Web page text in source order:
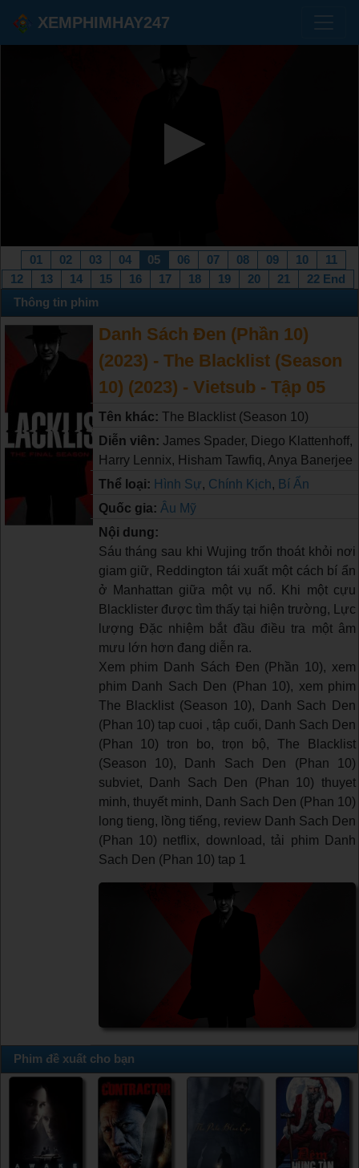
XEMPHIMHAY247
01 02 03 04 05 06 07 08 09 10
11
12
13 14 15 16 17 18 19 20 21
22 End
Thông tin phim
Danh Sách Đen (Phần 10)
(2023) - The Blacklist (Season
10) (2023) - Vietsub - Tập 05
Tên khác: The Blacklist (Season 10)
Diễn viên: James Spader, Diego Klattenhoff,
Harry Lennix, Hisham Tawfiq, Anya Banerjee
Thể loại: Hình Sự, Chính Kịch, Bí Ẩn
Quốc gia: Âu Mỹ
Nội dung:
Sáu tháng sau khi Wujing trốn thoát khỏi nơi
giam giữ, Reddington tái xuất một cách bí ẩn
ở Manhattan giữa một vụ nổ. Khi một cựu
Blacklister được tìm thấy tại hiện trường, Lực
lượng Đặc nhiệm bắt đầu điều tra một âm
mưu lớn hơn đang diễn ra.
Xem phim Danh Sách Đen (Phần 10), xem
phim Danh Sach Den (Phan 10), xem phim
The Blacklist (Season 10), Danh Sach Den
(Phan 10) tap cuoi , tập cuối, Danh Sach Den
(Phan 10) tron bo, trọn bộ, The Blacklist
(Season 10), Danh Sach Den (Phan 10)
subviet, Danh Sach Den (Phan 10) thuyet
minh, thuyết minh, Danh Sach Den (Phan 10)
long tieng, lồng tiếng, review Danh Sach Den
(Phan 10) netflix, download, tải phim Danh
Sach Den (Phan 10) tap 1
Phim đề xuất cho bạn